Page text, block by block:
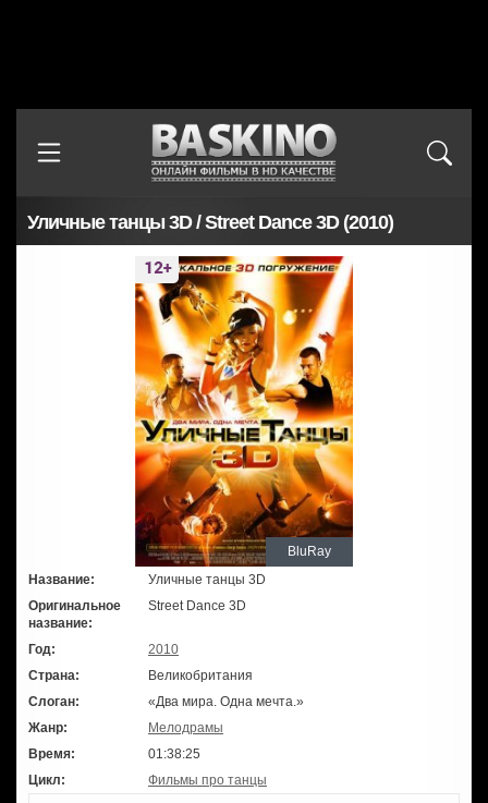
Уличные танцы 3D / Street Dance 3D (2010)
BluRay
Название:
Уличные танцы 3D
Оригинальное
название:
Street Dance 3D
Год:
2010
Страна:
Великобритания
Слоган:
«Два мира. Одна мечта.»
Жанр:
Мелодрамы
Время:
01:38:25
Цикл:
Фильмы про танцы